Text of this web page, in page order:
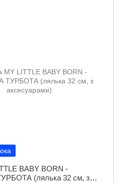
BABY BORN -
(лялька 32 см, з